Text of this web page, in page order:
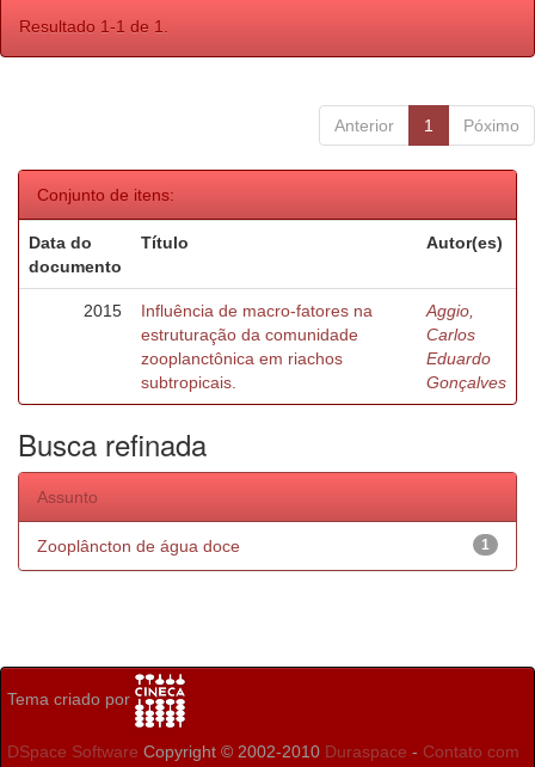
Resultado 1-1 de 1.
Anterior 1 Póximo
Conjunto de itens:
Data do
documento
Título Autor(es)
2015
Influência de macro-fatores na
estruturação da comunidade
zooplanctônica em riachos
subtropicais.
Aggio,
Carlos
Eduardo
Gonçalves
Busca refinada
Assunto
1
Zooplâncton de água doce
Tema criado por
DSpace Software Copyright © 2002-2010 Duraspace - Contato com